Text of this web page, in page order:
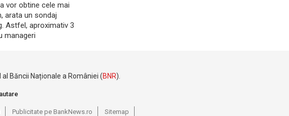
vor obtine cele mai
arata un sondaj
Astfel, aproximativ 3
manageri
Băncii Naționale a României (BNR).
Publicitate pe BankNews.ro Sitemap